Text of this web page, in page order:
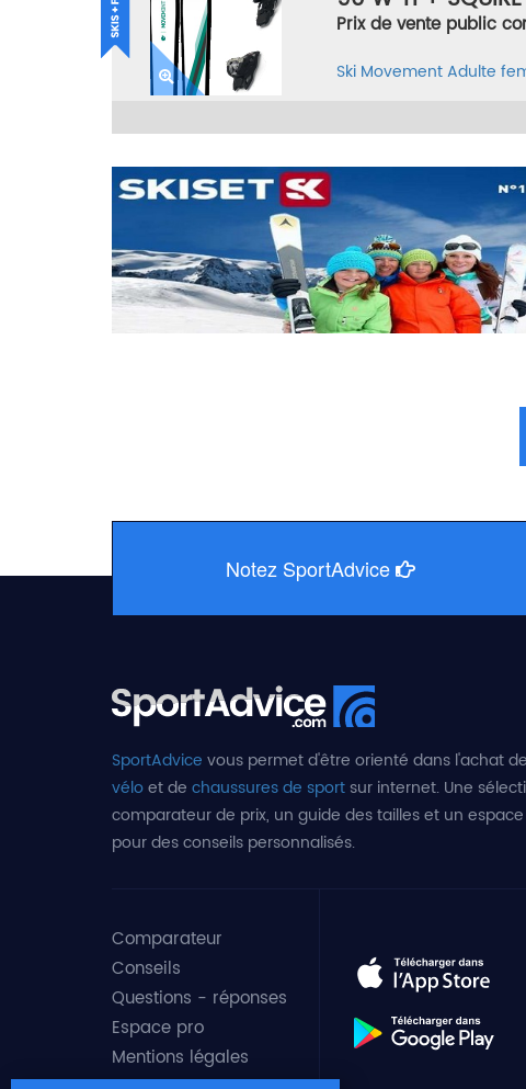
TAILLE 154
Prix de vente public
Ski MovementAdulte
Notez SportAdvice
SportAdvice vous permet d'être orienté dans l'achat
véloet de chaussures de sportsur internet. Une
comparateur de prix, un guide des tailles et un
pour des conseils personnalisés.
Comparateur
Conseils
Questions - réponses
Espace pro
Mentions légales